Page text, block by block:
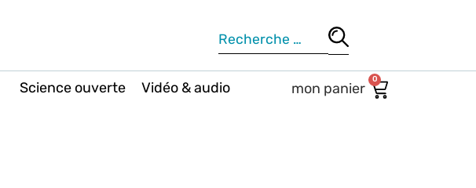
Science ouverte Vidéo & audio 0